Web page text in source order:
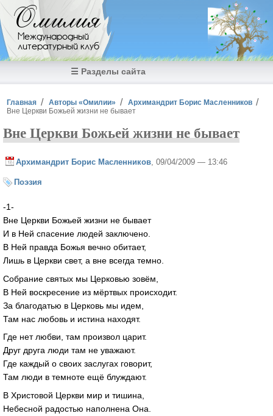
Перейти к основному содержанию
Омилия
Международный
литературный клуб
☰ Разделы сайта
Вы здесь
Главная Авторы «Омилии»
Архимандрит Борис Масленников
Вне Церкви Божьей жизни не бывает
Вне Церкви Божьей жизни не бывает
Архимандрит Борис Масленников , 09/04/2009 — 13:46
Поэзия
-1-
Вне Церкви Божьей жизни не бывает
И в Ней спасение людей заключено.
В Ней правда Божья вечно обитает,
Лишь в Церкви свет, а вне всегда темно.
Собрание святых мы Церковью зовём,
В Ней воскресение из мёртвых происходит.
За благодатью в Церковь мы идем,
Там нас любовь и истина находят.
Где нет любви, там произвол царит.
Друг друга люди там не уважают.
Где каждый о своих заслугах говорит,
Там люди в темноте ещё блуждают.
В Христовой Церкви мир и тишина,
Небесной радостью наполнена Она.